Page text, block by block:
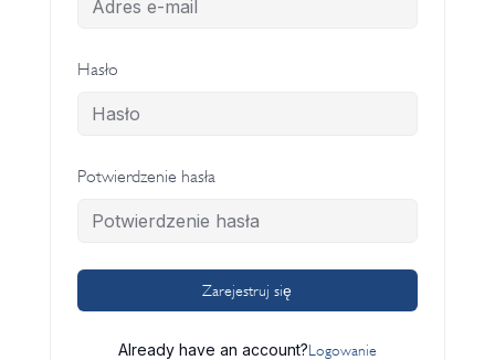
Hasło
Potwierdzenie hasła
Zarejestruj się
Already have an account?Logowanie